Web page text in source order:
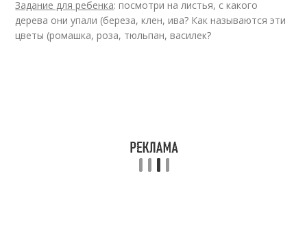
Задание для ребенка: посмотри на листья, с какого
дерева они упали (береза, клен, ива? Как называются эти
цветы (ромашка, роза, тюльпан, василек?